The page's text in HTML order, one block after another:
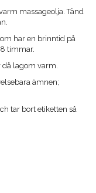
massageolja. Tänd
har en brinntid på
timmar.
lagom varm.
ämnen;
tar bort etiketten så